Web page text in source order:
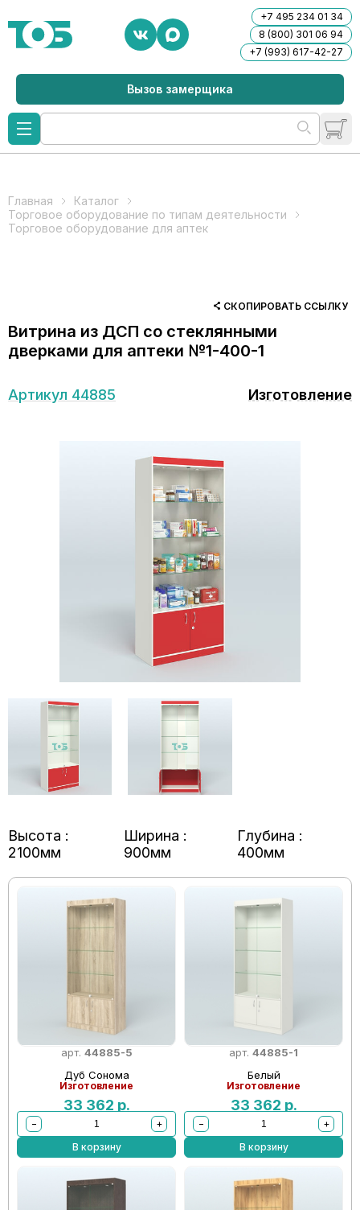
+7 495 234 01 34
8 (800) 301 06 94
+7 (993) 617-42-27
Вызов замерщика
Главная
Каталог
Торговое оборудование по типам деятельности
Торговое оборудование для аптек
СКОПИРОВАТЬ ССЫЛКУ
Витрина из ДСП со стеклянными
дверками для аптеки №1-400-1
Артикул 44885 Изготовление
Высота :
2100мм
Ширина :
900мм
Глубина :
400мм
арт. 44885-5
Дуб Сонома
Изготовление
33 362 р.
−
+
В корзину
арт. 44885-1
Белый
Изготовление
33 362 р.
−
+
В корзину